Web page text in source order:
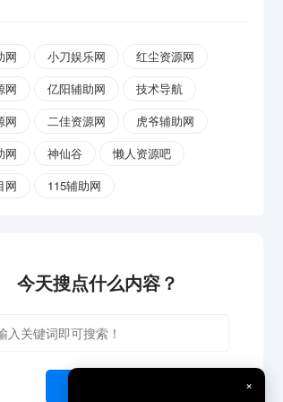
网 小刀娱乐网
红尘资源网
网
亿阳辅助网
技术导航
网
二佳资源网
虎爷辅助网
网
神仙谷
懒人资源吧
网
115辅助网
今天搜点什么内容？
×